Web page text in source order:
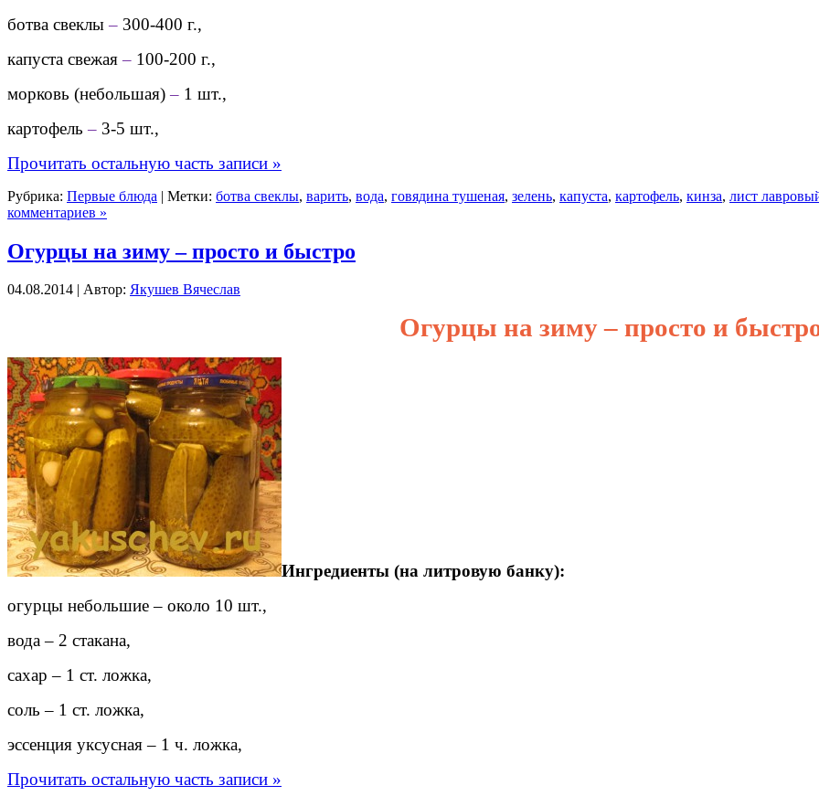
ботва свеклы– 300-400 г.,
капуста свежая– 100-200 г.,
морковь (небольшая)– 1 шт.,
картофель– 3-5 шт.,
Прочитать остальную часть записи »
Рубрика: Первые блюда | Метки: ботва свеклы, варить, вода, говядина тушеная, зелень, капуста, картофель, кинза, лист
комментариев »
Огурцы на зиму – просто и быстро
04.08.2014 | Автор: Якушев Вячеслав
Огурцы на зиму – просто и
Ингредиенты (на литровую банку):
огурцы небольшие – около 10 шт.,
вода – 2 стакана,
сахар – 1 ст. ложка,
соль – 1 ст. ложка,
эссенция уксусная – 1 ч. ложка,
Прочитать остальную часть записи »